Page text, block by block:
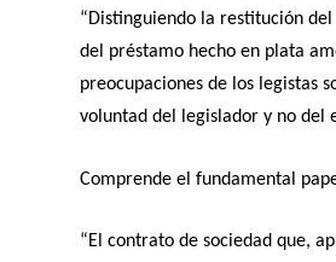
“Distinguiendo la restitución
del préstamo hecho en plata
preocupaciones de los legistas
voluntad del legislador y no del
Comprende el fundamental
“El contrato de sociedad que,